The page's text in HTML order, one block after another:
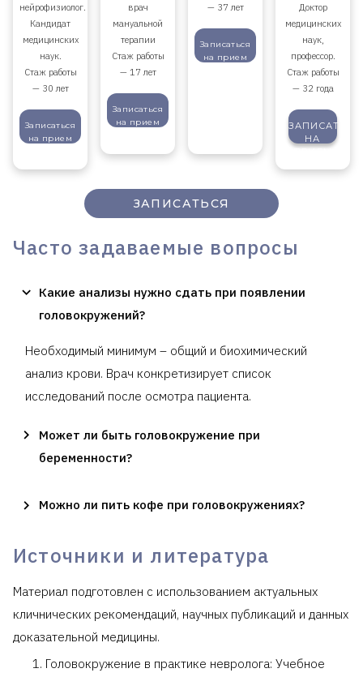
нейрофизиолог.
Кандидат
медицинских
наук.
Стаж работы
— 30 лет
Записаться
на прием
врач
мануальной
терапии
Стаж работы
— 17 лет
Записаться
на прием
— 37 лет
Записаться
на прием
Доктор
медицинских
наук,
профессор.
Стаж работы
— 32 года
ЗАПИСАТЬСЯ
НА
ПРИЕМ
ЗАПИСАТЬСЯ
Часто задаваемые вопросы
Какие анализы нужно сдать при появлении
головокружений?
Необходимый минимум – общий и биохимический
анализ крови. Врач конкретизирует список
исследований после осмотра пациента.
Может ли быть головокружение при
беременности?
Можно ли пить кофе при головокружениях?
Источники и литература
Материал подготовлен с использованием актуальных
кличнических рекомендаций, научных публикаций и данных
доказательной медицины.
Головокружение в практике невролога: Учебное